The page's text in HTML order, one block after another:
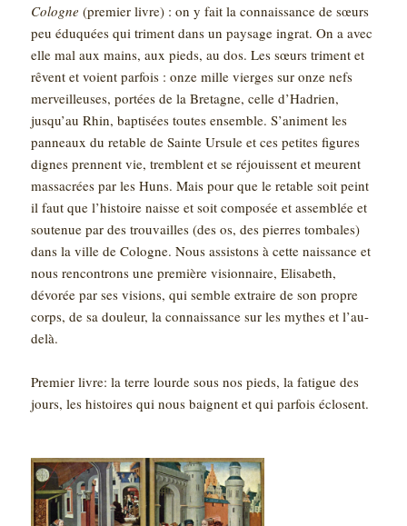
Cologne(premier livre) : on y fait la connaissance de sœurs
peu éduquées qui triment dans un paysage ingrat. On a avec
elle mal aux mains, aux pieds, au dos. Les sœurs triment et
rêvent et voient parfois : onze mille vierges sur onze nefs
merveilleuses, portées de la Bretagne, celle d’Hadrien,
jusqu’au Rhin, baptisées toutes ensemble. S’animent les
panneaux du retable de Sainte Ursule et ces petites figures
dignes prennent vie, tremblent et se réjouissent et meurent
massacrées par les Huns. Mais pour que le retable soit peint
il faut que l’histoire naisse et soit composée et assemblée et
soutenue par des trouvailles (des os, des pierres tombales)
dans la ville de Cologne. Nous assistons à cette naissance et
nous rencontrons une première visionnaire, Elisabeth,
dévorée par ses visions, qui semble extraire de son propre
corps, de sa douleur, la connaissance sur les mythes et l’au-
delà.
Premier livre: la terre lourde sous nos pieds, la fatigue des
jours, les histoires qui nous baignent et qui parfois éclosent.